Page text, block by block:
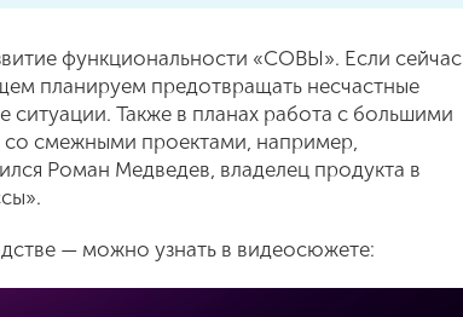
функциональности «СОВЫ». Если сейчас
планируем предотвращать несчастные
ситуации. Также в планах работа с большими
смежными проектами, например,
Роман Медведев, владелец продукта в
— можно узнать в видеосюжете: